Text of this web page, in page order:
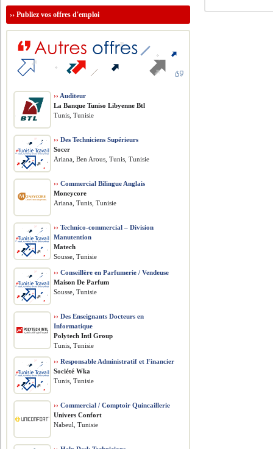
››Publiez vos offres d'emploi
›› Auditeur
La Banque Tuniso Libyenne Btl
Tunis, Tunisie
›› Des Techniciens Supérieurs
Socer
Ariana, Ben Arous, Tunis, Tunisie
›› Commercial Bilingue Anglais
Moneycore
Ariana, Tunis, Tunisie
›› Technico-commercial – Division
Manutention
Matech
Sousse, Tunisie
›› Conseillère en Parfumerie / Vendeuse
Maison De Parfum
Sousse, Tunisie
›› Des Enseignants Docteurs en
Informatique
Polytech Intl Group
Tunis, Tunisie
›› Responsable Administratif et Financier
Société Wka
Tunis, Tunisie
›› Commercial / Comptoir Quincaillerie
Univers Confort
Nabeul, Tunisie